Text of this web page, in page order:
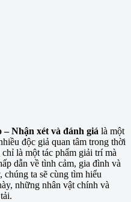
Nhận xét và đánh giá là một
độc giả quan tâm trong thời
là một tác phẩm giải trí mà
dẫn về tình cảm, gia đình và
ta sẽ cùng tìm hiểu
những nhân vật chính và